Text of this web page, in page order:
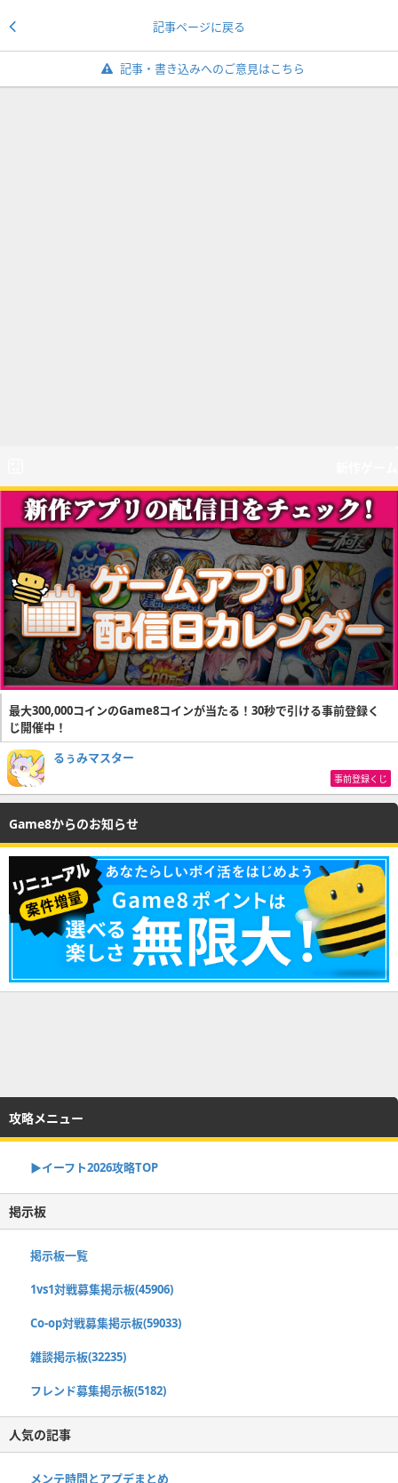
記事ページに戻る
記事・書き込みへのご意見はこちら
最大300,000コインのGame8コインが当たる！30秒で引ける事前登録く
じ開催中！
るぅみマスター
事前登録くじ
Game8からのお知らせ
攻略メニュー
▶イーフト2026攻略TOP
掲示板
掲示板一覧
1vs1対戦募集掲示板(45906)
Co-op対戦募集掲示板(59033)
雑談掲示板(32235)
フレンド募集掲示板(5182)
人気の記事
メンテ時間とアプデまとめ